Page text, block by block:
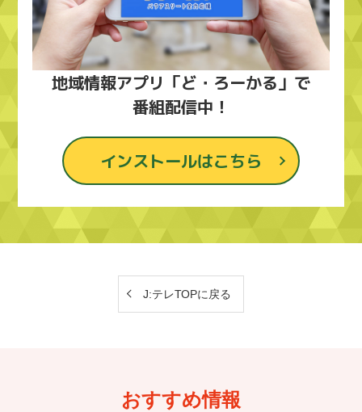
地域情報アプリ「ど・ろーかる」で
番組配信中！
インストールはこちら
J:テレTOPに戻る
おすすめ情報